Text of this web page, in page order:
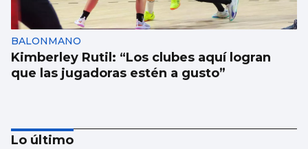
BALONMANO
Kimberley Rutil: “Los clubes aquí logran
que las jugadoras estén a gusto”
Lo último